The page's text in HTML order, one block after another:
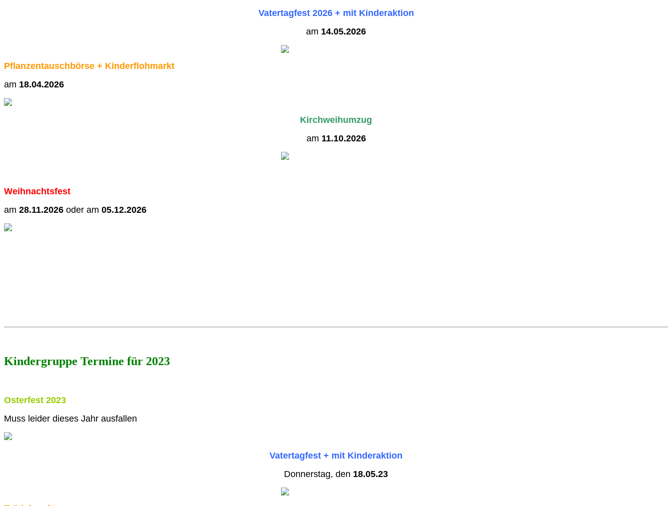
Vatertagfest 2026 + mit Kinderaktion
am 14.05.2026
Pflanzentauschbörse + Kinderflohmarkt
am 18.04.2026
Kirchweihumzug
am 11.10.2026
Weihnachtsfest
am 28.11.2026 oder am 05.12.2026
Kindergruppe Termine für 2023
Osterfest 2023
Muss leider dieses Jahr ausfallen
Vatertagfest + mit Kinderaktion
Donnerstag, den 18.05.23